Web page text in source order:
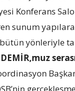
Konferans
sunum
yönleriyle